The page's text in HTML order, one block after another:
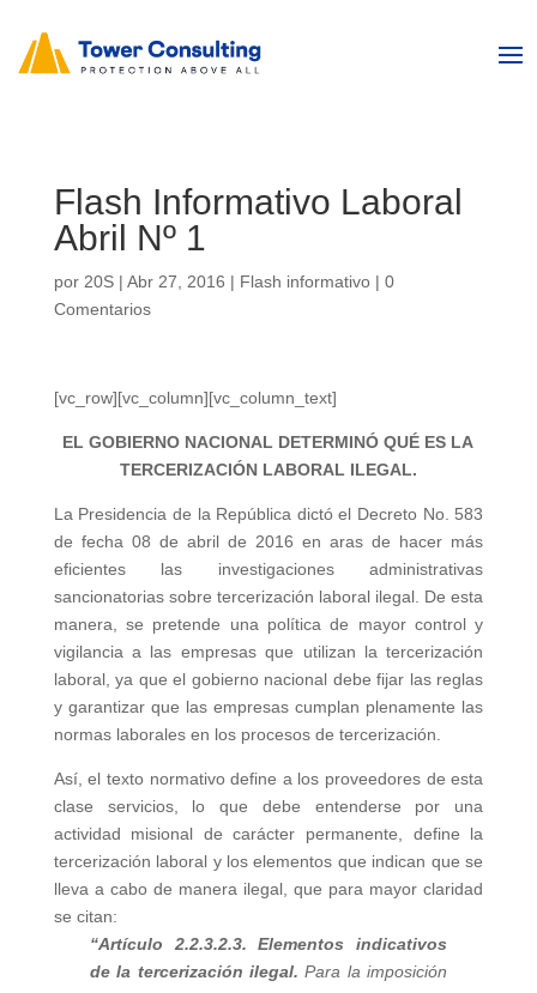
Flash Informativo Laboral
Abril Nº 1
por 20S| Abr 27, 2016 | Flash informativo| 0
Comentarios
[vc_row][vc_column][vc_column_text]
EL GOBIERNO NACIONAL DETERMINÓ QUÉ ES LA
TERCERIZACIÓN LABORAL ILEGAL.
La Presidencia de la República dictó el Decreto No. 583
de fecha 08 de abril de 2016 en aras de hacer más
eficientes las investigaciones administrativas
sancionatorias sobre tercerización laboral ilegal. De esta
manera, se pretende una política de mayor control y
vigilancia a las empresas que utilizan la tercerización
laboral, ya que el gobierno nacional debe fijar las reglas
y garantizar que las empresas cumplan plenamente las
normas laborales en los procesos de tercerización.
Así, el texto normativo define a los proveedores de esta
clase servicios, lo que debe entenderse por una
actividad misional de carácter permanente, define la
tercerización laboral y los elementos que indican que se
lleva a cabo de manera ilegal, que para mayor claridad
se citan:
“Artículo 2.2.3.2.3. Elementos indicativos
de la tercerización ilegal.Para la imposición